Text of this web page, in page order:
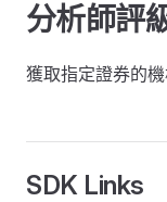
分析師評
獲取指定證券的
SDK Links